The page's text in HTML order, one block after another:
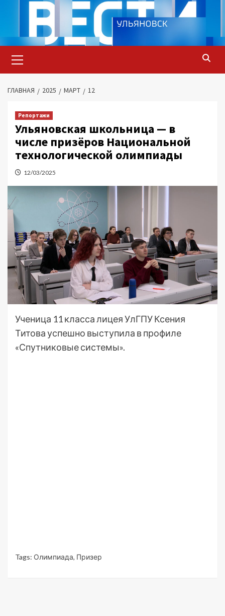
содержимому
меню
ГЛАВНАЯ 2025 МАРТ 12
Репортажи
Ульяновская школьница — в
числе призёров Национальной
технологической олимпиады
12/03/2025
Ученица 11 класса лицея УлГПУ Ксения
Титова успешно выступила в профиле
«Спутниковые системы».
Tags: Олимпиада, Призер